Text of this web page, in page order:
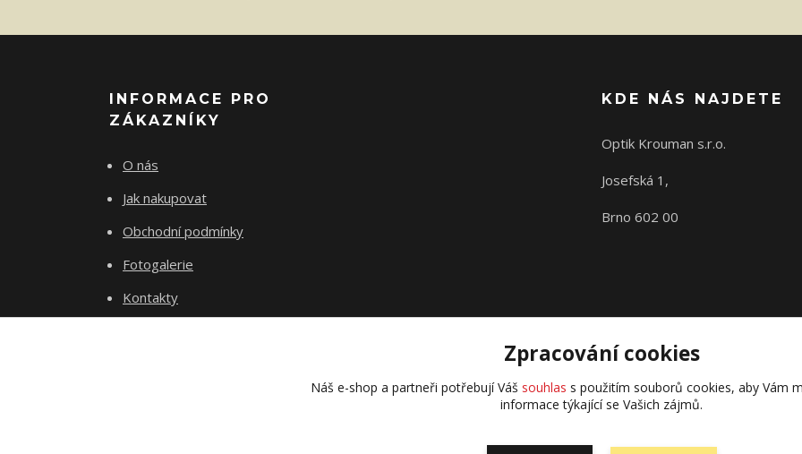
INFORMACE PRO
ZÁKAZNÍKY
O nás
Jak nakupovat
Obchodní podmínky
Fotogalerie
Kontakty
KDE NÁS NAJDETE
Optik Krouman s.r.o.
Josefská 1,
Brno 602 00
Zpracování cookies
Náš e-shop a partneři potřebují Váš souhlas s použitím souborů cookies, aby Vám
informace týkající se Vašich zájmů.